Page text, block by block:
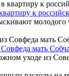
к
молодого
мать
уходе из